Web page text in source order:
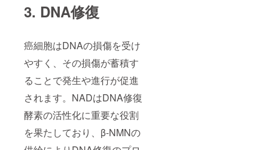
3. DNA修復
癌細胞はDNAの損傷を受け
やすく、その損傷が蓄積す
ることで発生や進行が促進
されます。NADはDNA修復
酵素の活性化に重要な役割
を果たしており、β-NMNの